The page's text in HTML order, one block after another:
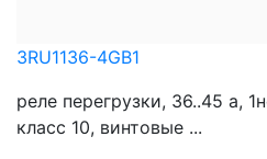
3RU1136-4GB1
реле перегрузки, 36..45 a,
класс 10, винтовые ...